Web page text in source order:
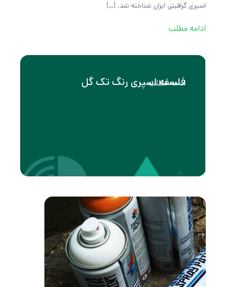
اسپری گرافیتی ایران شناخته شد.‌ […]
ادامه مطلب
فلسفه اسپری رنگ تک گل
ادامه مطلب